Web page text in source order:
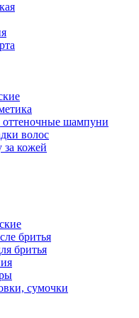
оттеночные шампуни
волос
за кожей
бритья
бритья
сумочки